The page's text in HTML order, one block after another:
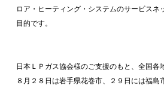
ロア・ヒーティング・システムのサービスネ
目的です。
日本ＬＰガス協会様のご支援のもと、全国各
８月２８日は岩手県花巻市、２９日には福島